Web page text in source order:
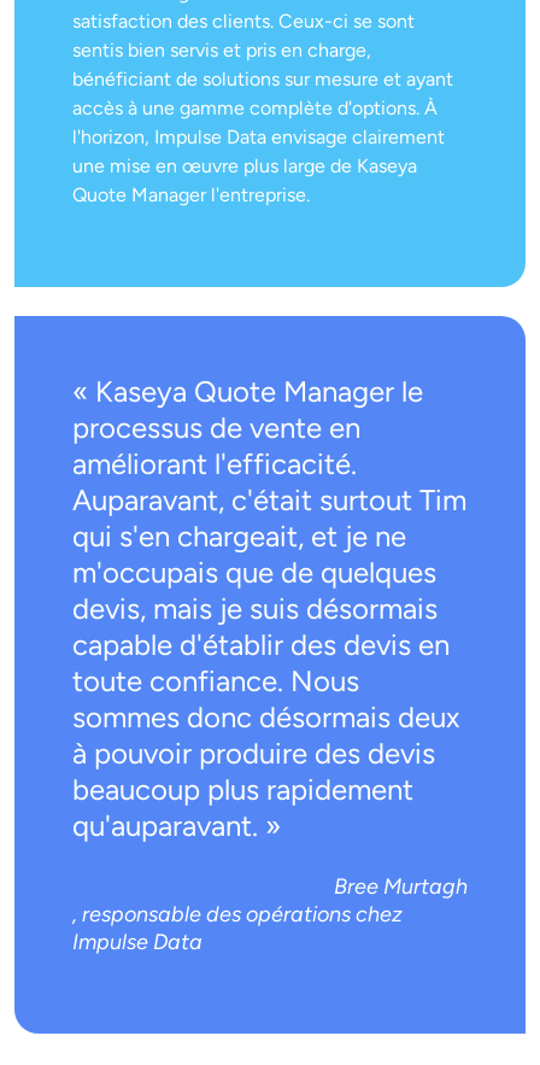
satisfaction des clients. Ceux-ci se sont
sentis bien servis et pris en charge,
bénéficiant de solutions sur mesure et ayant
accès à une gamme complète d'options. À
l'horizon, Impulse Data envisage clairement
une mise en œuvre plus large de Kaseya
Quote Manager l'entreprise.
« Kaseya Quote Manager le
processus de vente en
améliorant l'efficacité.
Auparavant, c'était surtout Tim
qui s'en chargeait, et je ne
m'occupais que de quelques
devis, mais je suis désormais
capable d'établir des devis en
toute confiance. Nous
sommes donc désormais deux
à pouvoir produire des devis
beaucoup plus rapidement
qu'auparavant. »
Bree Murtagh
, responsable des opérations chez
Impulse Data